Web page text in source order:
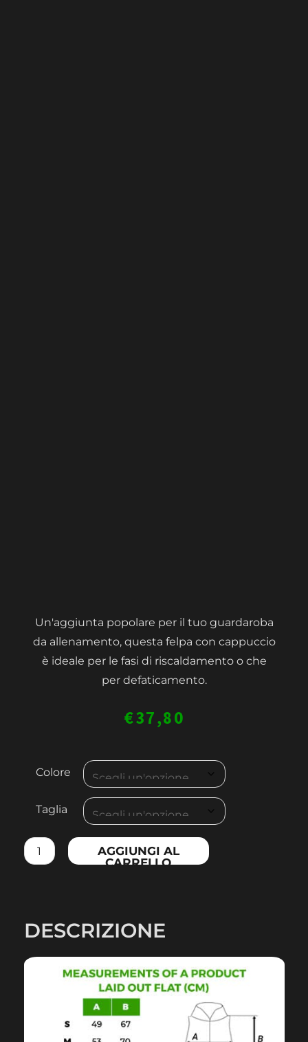
Un'aggiunta popolare per il tuo guardaroba
da allenamento, questa felpa con cappuccio
è ideale per le fasi di riscaldamento o che
per defaticamento.
€37,80
Colore
Taglia
MEN'S
SLEEVELESS
ZOODIE
AGGIUNGI AL
CARRELLO
DESCRIZIONE